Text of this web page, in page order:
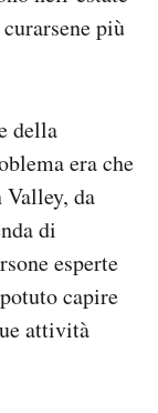
più
della
era che
da
di
esperte
capire
attività